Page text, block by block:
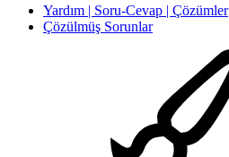
Yardım | Soru-Cevap | Çözümler
Çözülmüş Sorunlar